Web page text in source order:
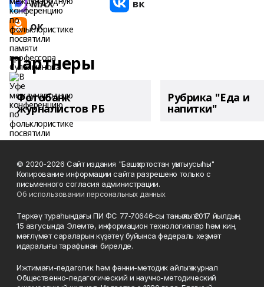
Партнеры
Фотобанк
журналистов РБ
Рубрика "Еда и
напитки"
© 2020-2026 Сайт издания "Башҡортостан уҡытыусыһы"
Копирование информации сайта разрешено только с
письменного согласия администрации.
Об использовании персональных данных
Теркәү тураһындағы ПИ ФС 77‑70646‑сы таныҡлыҡ 2017 йылдың
15 авгусында Элемтә, информацион технологиялар һәм киң
мәғлүмәт сараларын күҙәтеү буйынса федераль хеҙмәт
идаралығы тарафынан бирелде.
Ижтимағи-педагогик һәм фәнни-методик айлыҡ журнал
Общественно-педагогический и научно-методический